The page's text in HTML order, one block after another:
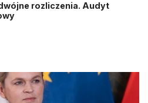
rozliczenia. Audyt